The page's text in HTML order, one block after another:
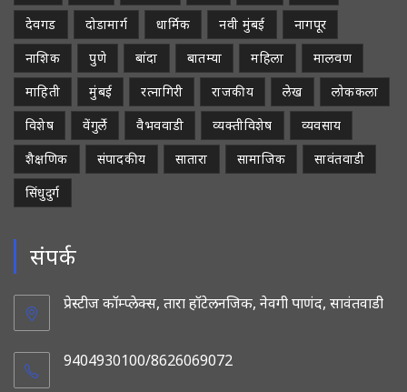
देवगड
दोडामार्ग धार्मिक नवी मुंबई
नागपूर
नाशिक
पुणे बांदा बातम्या महिला
मालवण
माहिती
मुंबई रत्नागिरी राजकीय लेख
लोककला
विशेष
वेंगुर्ले वैभववाडी व्यक्तीविशेष
व्यवसाय
शैक्षणिक
संपादकीय सातारा सामाजिक
सावंतवाडी
सिंधुदुर्ग
संपर्क
प्रेस्टीज कॉम्प्लेक्स, तारा हॉटेलनजिक, नेवगी पाणंद, सावंतवाडी
9404930100/8626069072